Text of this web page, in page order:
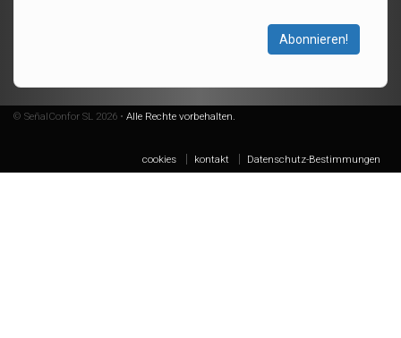
Abonnieren!
© SeñalConfor SL 2026 • Alle Rechte vorbehalten.
cookies kontakt Datenschutz-Bestimmungen